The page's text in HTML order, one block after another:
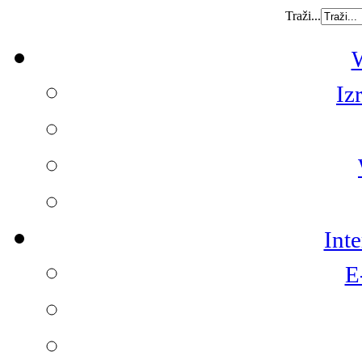
Traži...